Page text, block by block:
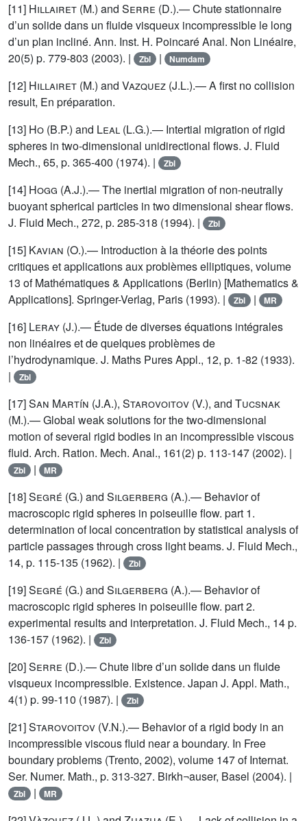
[11] Hillairet (M.) and Serre (D.).— Chute stationnaire
d’un solide dans un fluide visqueux incompressible le long
d’un plan incliné. Ann. Inst. H. Poincaré Anal. Non Linéaire,
20(5) p. 779-803 (2003). |
Zbl | Numdam
[12] Hillairet (M.) and Vazquez (J.L.).— A first no collision
result, En préparation.
[13] Ho (B.P.) and Leal (L.G.).— Intertial migration of rigid
spheres in two-dimensional unidirectional flows. J. Fluid
Mech., 65, p. 365-400 (1974). |
Zbl
[14] Hogg (A.J.).— The inertial migration of non-neutrally
buoyant spherical particles in two dimensional shear flows.
J. Fluid Mech., 272, p. 285-318 (1994). |
Zbl
[15] Kavian (O.).— Introduction à la théorie des points
critiques et applications aux problèmes elliptiques, volume
13 of Mathématiques & Applications (Berlin) [Mathematics &
Applications]. Springer-Verlag, Paris (1993). |
Zbl | MR
[16] Leray (J.).— Étude de diverses équations intégrales
non linéaires et de quelques problèmes de
l’hydrodynamique. J. Maths Pures Appl., 12, p. 1-82 (1933).
|
Zbl
[17]San Martín (J.A.), Starovoitov (V.), and Tucsnak
(M.).— Global weak solutions for the two-dimensional
motion of several rigid bodies in an incompressible viscous
fluid. Arch. Ration. Mech. Anal., 161(2) p. 113-147 (2002). |
Zbl | MR
[18]Segré (G.) and Silgerberg (A.).— Behavior of
macroscopic rigid spheres in poiseuille flow. part 1.
determination of local concentration by statistical analysis of
particle passages through cross light beams. J. Fluid Mech.,
14, p. 115-135 (1962). |
Zbl
[19]Segré (G.) and Silgerberg (A.).— Behavior of
macroscopic rigid spheres in poiseuille flow. part 2.
experimental results and interpretation. J. Fluid Mech., 14 p.
136-157 (1962). |
Zbl
[20]Serre (D.).— Chute libre d’un solide dans un fluide
visqueux incompressible. Existence. Japan J. Appl. Math.,
4(1) p. 99-110 (1987). |
Zbl
[21]Starovoitov (V.N.).— Behavior of a rigid body in an
incompressible viscous fluid near a boundary. In Free
boundary problems (Trento, 2002), volume 147 of Internat.
Ser. Numer. Math., p. 313-327. Birkh¬auser, Basel (2004). |
Zbl | MR